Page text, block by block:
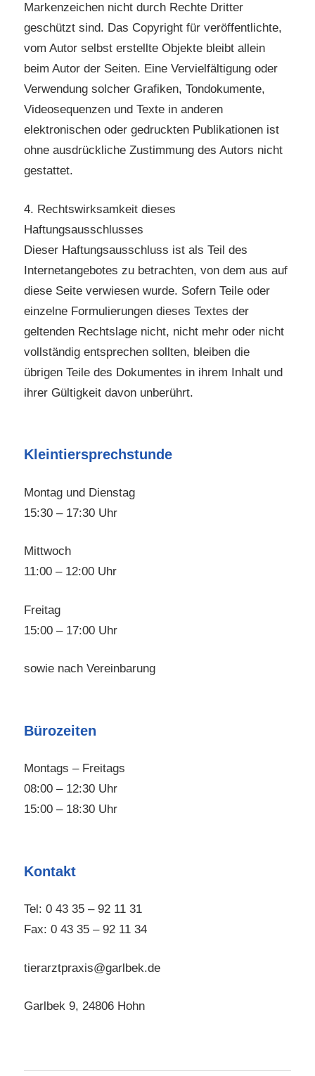
Markenzeichen nicht durch Rechte Dritter
geschützt sind. Das Copyright für veröffentlichte,
vom Autor selbst erstellte Objekte bleibt allein
beim Autor der Seiten. Eine Vervielfältigung oder
Verwendung solcher Grafiken, Tondokumente,
Videosequenzen und Texte in anderen
elektronischen oder gedruckten Publikationen ist
ohne ausdrückliche Zustimmung des Autors nicht
gestattet.
4. Rechtswirksamkeit dieses
Haftungsausschlusses
Dieser Haftungsausschluss ist als Teil des
Internetangebotes zu betrachten, von dem aus auf
diese Seite verwiesen wurde. Sofern Teile oder
einzelne Formulierungen dieses Textes der
geltenden Rechtslage nicht, nicht mehr oder nicht
vollständig entsprechen sollten, bleiben die
übrigen Teile des Dokumentes in ihrem Inhalt und
ihrer Gültigkeit davon unberührt.
Kleintiersprechstunde
Montag und Dienstag
15:30 – 17:30 Uhr
Mittwoch
11:00 – 12:00 Uhr
Freitag
15:00 – 17:00 Uhr
sowie nach Vereinbarung
Bürozeiten
Montags – Freitags
08:00 – 12:30 Uhr
15:00 – 18:30 Uhr
Kontakt
Tel: 0 43 35 – 92 11 31
Fax: 0 43 35 – 92 11 34
tierarztpraxis@garlbek.de
Garlbek 9, 24806 Hohn